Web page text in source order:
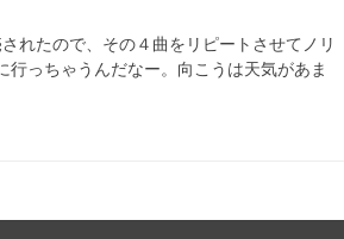
れたので、その４曲をリピートさせてノリ
っちゃうんだなー。向こうは天気があま